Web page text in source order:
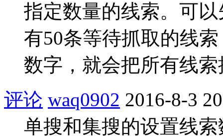
指定数量的线索。可
有50条等待抓取的线
数字，就会把所有线
评论 waq0902 2016-8-3
单搜和集搜的设置线